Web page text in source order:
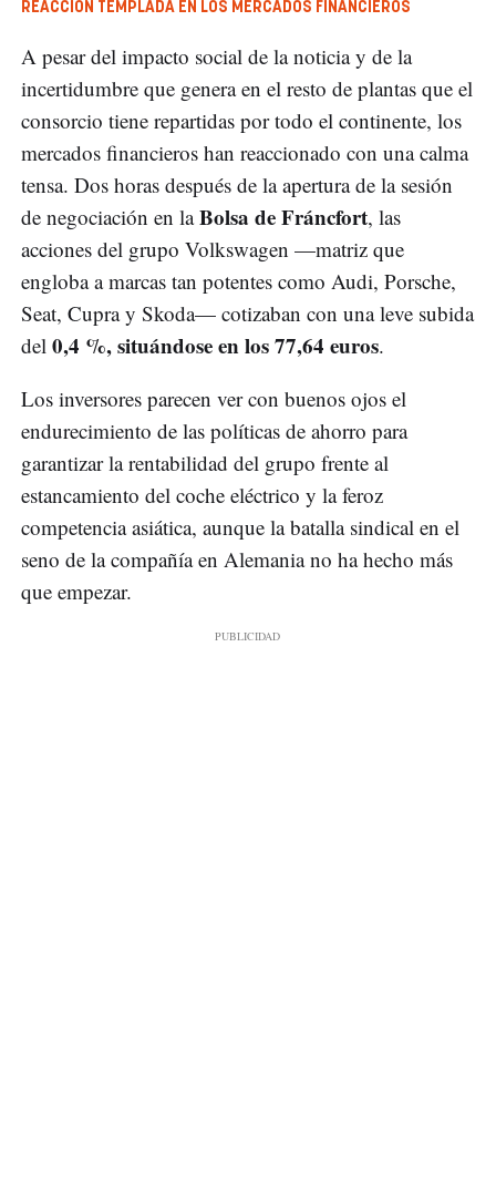
REACCIÓN TEMPLADA EN LOS MERCADOS FINANCIEROS
A pesar del impacto social de la noticia y de la
incertidumbre que genera en el resto de plantas que el
consorcio tiene repartidas por todo el continente, los
mercados financieros han reaccionado con una calma
tensa. Dos horas después de la apertura de la sesión
de negociación en laBolsa de Fráncfort, las
acciones del grupo Volkswagen —matriz que
engloba a marcas tan potentes como Audi, Porsche,
Seat, Cupra y Skoda— cotizaban con una leve subida
del 0,4 %, situándose en los 77,64 euros.
Los inversores parecen ver con buenos ojos el
endurecimiento de las políticas de ahorro para
garantizar la rentabilidad del grupo frente al
estancamiento del coche eléctrico y la feroz
competencia asiática, aunque la batalla sindical en el
seno de la compañía en Alemania no ha hecho más
que empezar.